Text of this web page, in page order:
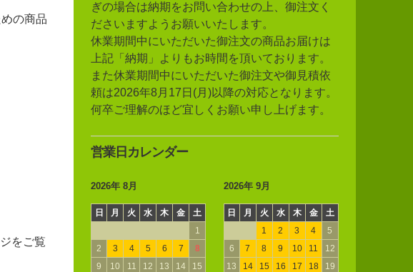
の商品
をご覧
ぎの場合は納期をお問い合わせの上、御注文く
ださいますようお願いいたします。
休業期間中にいただいた御注文の商品お届けは
上記「納期」よりもお時間を頂いております。
また休業期間中にいただいた御注文や御見積依
頼は2026年8月17日(月)以降の対応となります。
何卒ご理解のほど宜しくお願い申し上げます。
営業日カレンダー
2026年 8月
日 月 火 水 木 金
土
1
2
3 4 5 6 7
8
9
10 11 12 13 14
15
2026年 9月
日 月 火 水 木 金
土
1
2 3 4
5
6
7 8 9 10 11
12
13
14 15 16 17 18
19